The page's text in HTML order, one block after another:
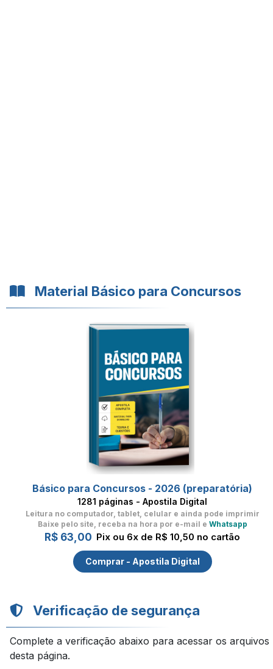
Material Básico para Concursos
Básico para Concursos - 2026 (preparatória)
1281 páginas - Apostila Digital
Leitura no computador, tablet, celular e ainda pode imprimir
Baixe pelo site, receba na hora por e-mail e Whatsapp
R$ 63,00 Pix ou 6x de R$ 10,50 no cartão
Comprar - Apostila Digital
Verificação de segurança
Complete a verificação abaixo para acessar os arquivos
desta página.